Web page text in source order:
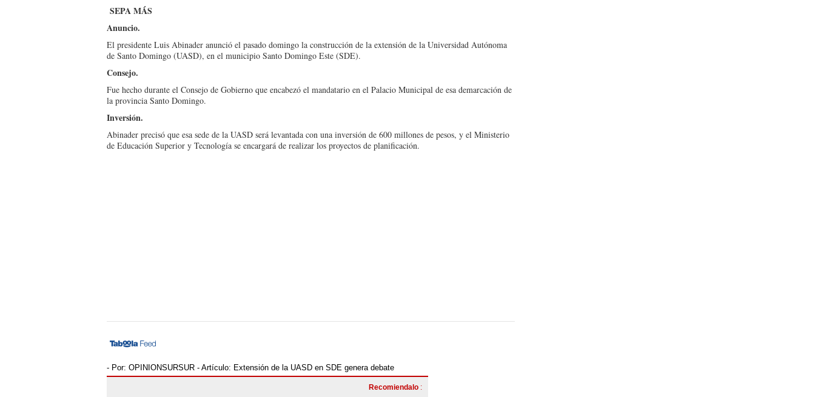
SEPA MÁS
Anuncio.
El presidente Luis Abi­nader anunció el pasa­do domingo la construc­ción de la extensión de la Universidad Autóno­ma
de Santo Domingo (UASD), en el munici­pio Santo Domingo Este (SDE).
Consejo.
Fue hecho durante el Consejo de Gobierno que encabezó el manda­tario en el Palacio Mu­nicipal de esa demarca­ción de
la provincia San­to Domingo.
Inversión.
Abinader precisó que esa sede de la UASD se­rá levantada con una inversión de 600 millo­nes de pesos, y el Minis­terio
de Educación Su­perior y Tecnología se encargará de realizar los proyectos de planifi­cación.
- Por: OPINIONSURSUR - Artículo: Extensión de la UASD en SDE genera debate
Recomiendalo :